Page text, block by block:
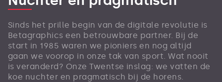
Sinds het prille begin van de digitale revolutie is
Betagraphics een betrouwbare partner. Bij de
start in 1985 waren we pioniers en nog altijd
gaan we voorop in onze tak van sport. Wat nooit
is veranderd? Onze Twentse inslag: we vatten de
koe nuchter en pragmatisch bij de horens.